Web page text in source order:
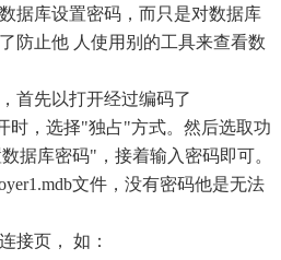
据库设置密码，而只是对数据库
防止他 人使用别的工具来查看数
首先以打开经过编码了
时，选择"独占"方式。然后选取功
据库密码"，接着输入密码即可。
文件，没有密码他是无法
页， 如：